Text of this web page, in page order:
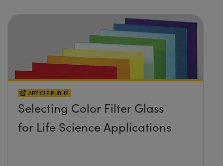
ARTICLE PUBLIÉ
Selecting Color Filter Glass
for Life Science Applications